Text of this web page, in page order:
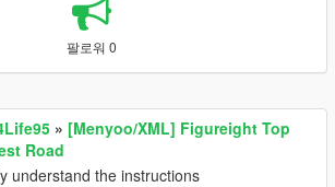
팔로워 0
» [Menyoo/XML] Figureight Top
Road
understand the instructions